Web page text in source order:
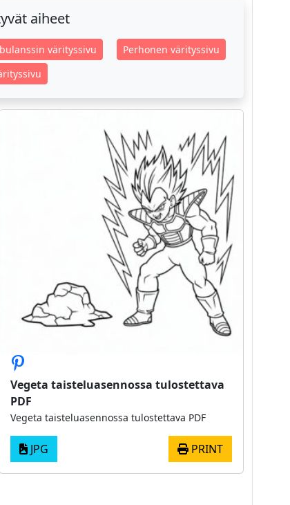
aiheet
värityssivu
Perhonen värityssivu
Vegeta taisteluasennossa tulostettava
PDF
Vegeta taisteluasennossa tulostettava PDF
JPG PRINT